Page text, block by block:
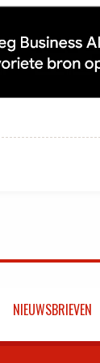
NIEUWSBRIEVEN